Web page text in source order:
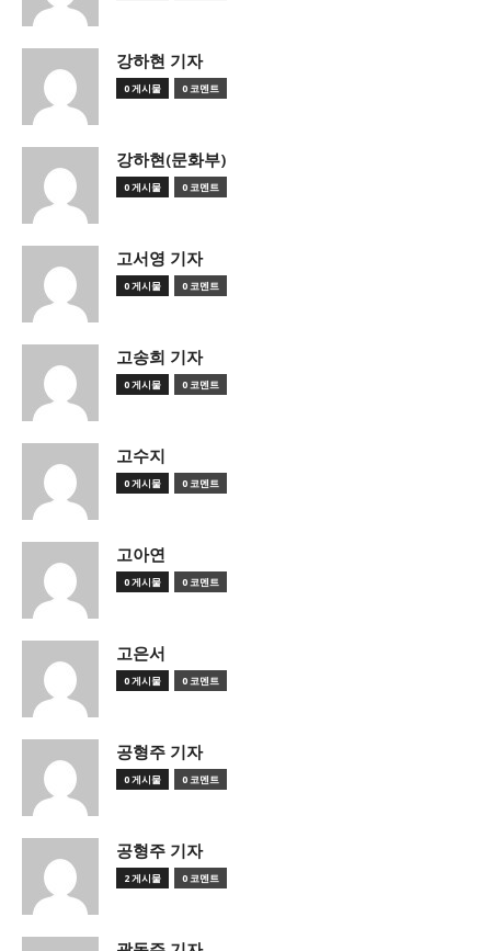
강하현 기자
0 게시물 0 코멘트
강하현(문화부)
0 게시물 0 코멘트
고서영 기자
0 게시물 0 코멘트
고송희 기자
0 게시물 0 코멘트
고수지
0 게시물 0 코멘트
고아연
0 게시물 0 코멘트
고은서
0 게시물 0 코멘트
공형주 기자
0 게시물 0 코멘트
공형주 기자
2 게시물 0 코멘트